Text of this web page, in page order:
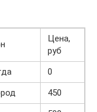
Цена,
руб
0
450